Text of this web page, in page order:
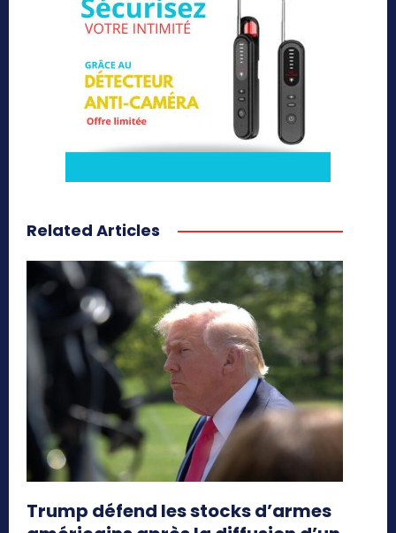
Related Articles
Trump défend les stocks d’armes